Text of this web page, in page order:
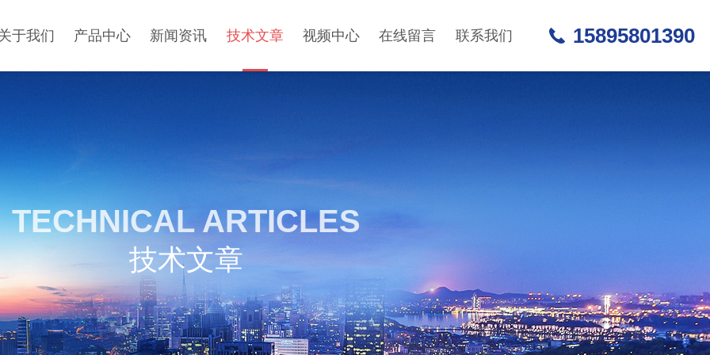
于我们 产品中心 新闻资讯 技术文章 视频中心 在线留言 联系我们 15895801390
TECHNICAL ARTICLES
技术文章